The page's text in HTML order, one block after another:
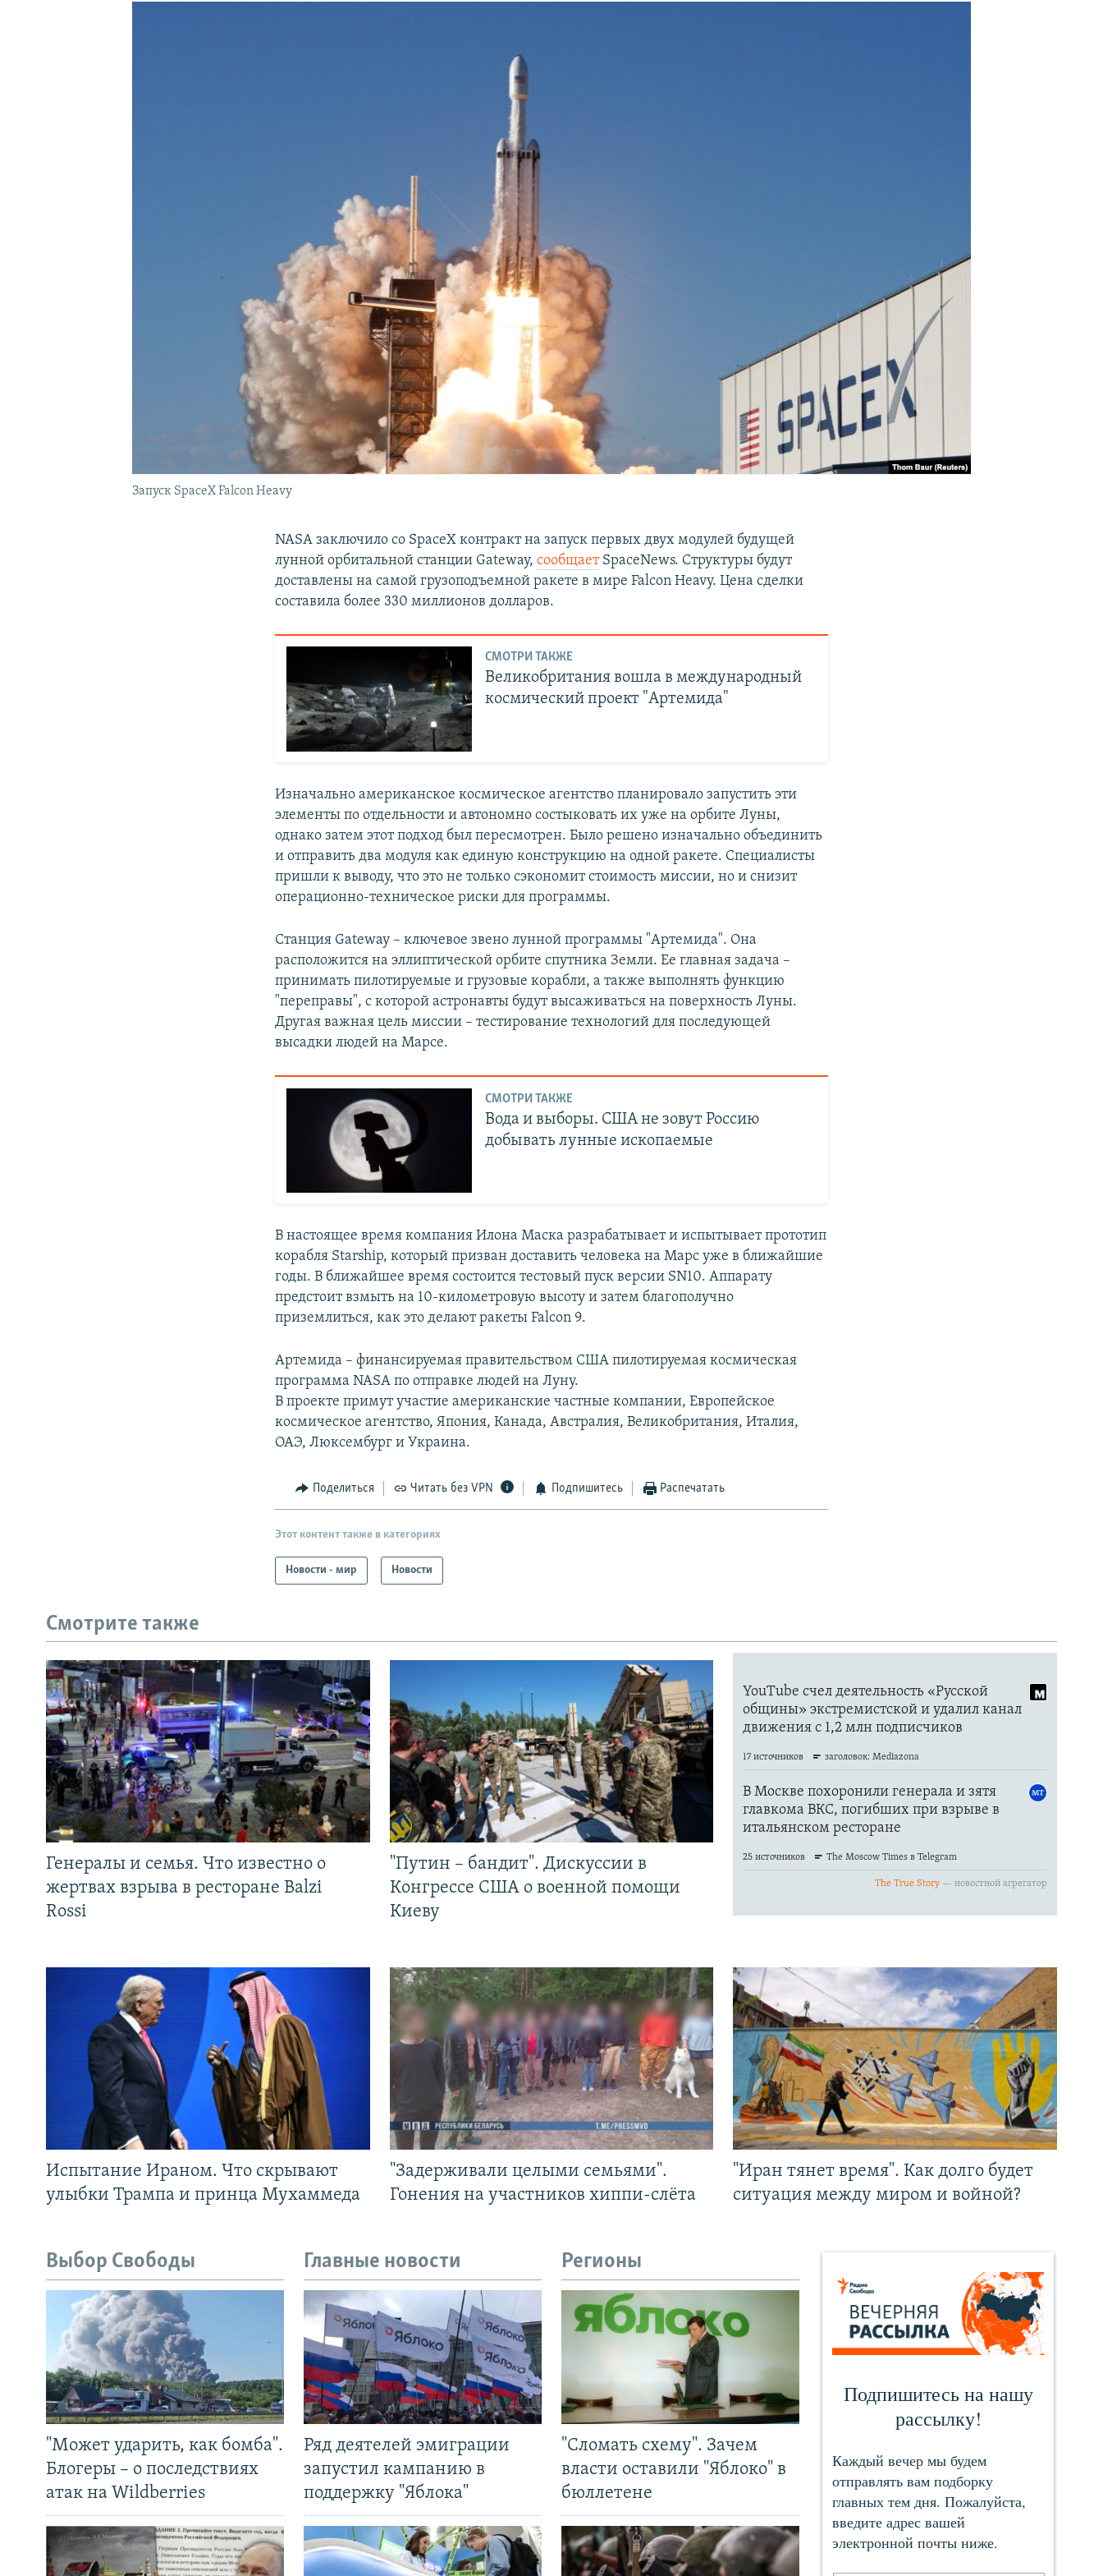
Запуск SpaceX Falcon Heavy
NASA заключило со SpaceX контракт на запуск первых двух модулей будущей
лунной орбитальной станции Gateway,сообщаетSpaceNews. Структуры будут
доставлены на самой грузоподъемной ракете в мире Falcon Heavy. Цена сделки
составила более 330 миллионов долларов.
СМОТРИ ТАКЖЕ
Великобритания вошла в международный
космический проект "Артемида"
Изначально американское космическое агентство планировало запустить эти
элементы по отдельности и автономно состыковать их уже на орбите Луны,
однако затем этот подход был пересмотрен. Было решено изначально объединить
и отправить два модуля как единую конструкцию на одной ракете. Специалисты
пришли к выводу, что это не только сэкономит стоимость миссии, но и снизит
операционно-техническое риски для программы.
Станция Gateway – ключевое звено лунной программы "Артемида". Она
расположится на эллиптической орбите спутника Земли. Ее главная задача –
принимать пилотируемые и грузовые корабли, а также выполнять функцию
"переправы", с которой астронавты будут высаживаться на поверхность Луны.
Другая важная цель миссии – тестирование технологий для последующей
высадки людей на Марсе.
СМОТРИ ТАКЖЕ
Вода и выборы. США не зовут Россию
добывать лунные ископаемые
В настоящее время компания Илона Маска разрабатывает и испытывает прототип
корабля Starship, который призван доставить человека на Марс уже в ближайшие
годы. В ближайшее время состоится тестовый пуск версии SN10. Аппарату
предстоит взмыть на 10-километровую высоту и затем благополучно
приземлиться, как это делают ракеты Falcon 9.
Артемида – финансируемая правительством США пилотируемая космическая
программа NASA по отправке людей на Луну.
В проекте примут участие американские частные компании, Европейское
космическое агентство, Япония, Канада, Австралия, Великобритания, Италия,
ОАЭ, Люксембург и Украина.
Поделиться Читать без VPN Подпишитесь Распечатать
Этот контент также в категориях
Новости - мир Новости
Смотрите также
Генералы и семья. Что известно о
жертвах взрыва в ресторане Balzi
Rossi
"Путин – бандит". Дискуссии в
Конгрессе США о военной помощи
Киеву
Испытание Ираном. Что скрывают
улыбки Трампа и принца Мухаммеда
"Задерживали целыми семьями".
Гонения на участников хиппи-слёта
"Иран тянет время". Как долго будет
ситуация между миром и войной?
Выбор Свободы
"Может ударить, как бомба".
Блогеры – о последствиях
атак на Wildberries
Главные новости
Ряд деятелей эмиграции
запустил кампанию в
поддержку "Яблока"
Регионы
"Сломать схему". Зачем
власти оставили "Яблоко" в
бюллетене